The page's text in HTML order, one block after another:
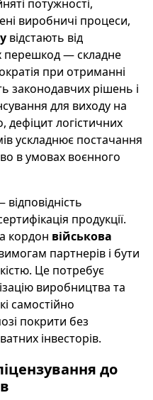
потужності,
виробничі процеси,
відстають від
перешкод — складне
при отриманні
законодавчих рішень і
для виходу на
дефіцит логістичних
ускладнює постачання
в умовах воєнного
продукції.
кордон військова
партнерів і бути
Це потребує
виробництва та
самостійно
покрити без
інвесторів.
до